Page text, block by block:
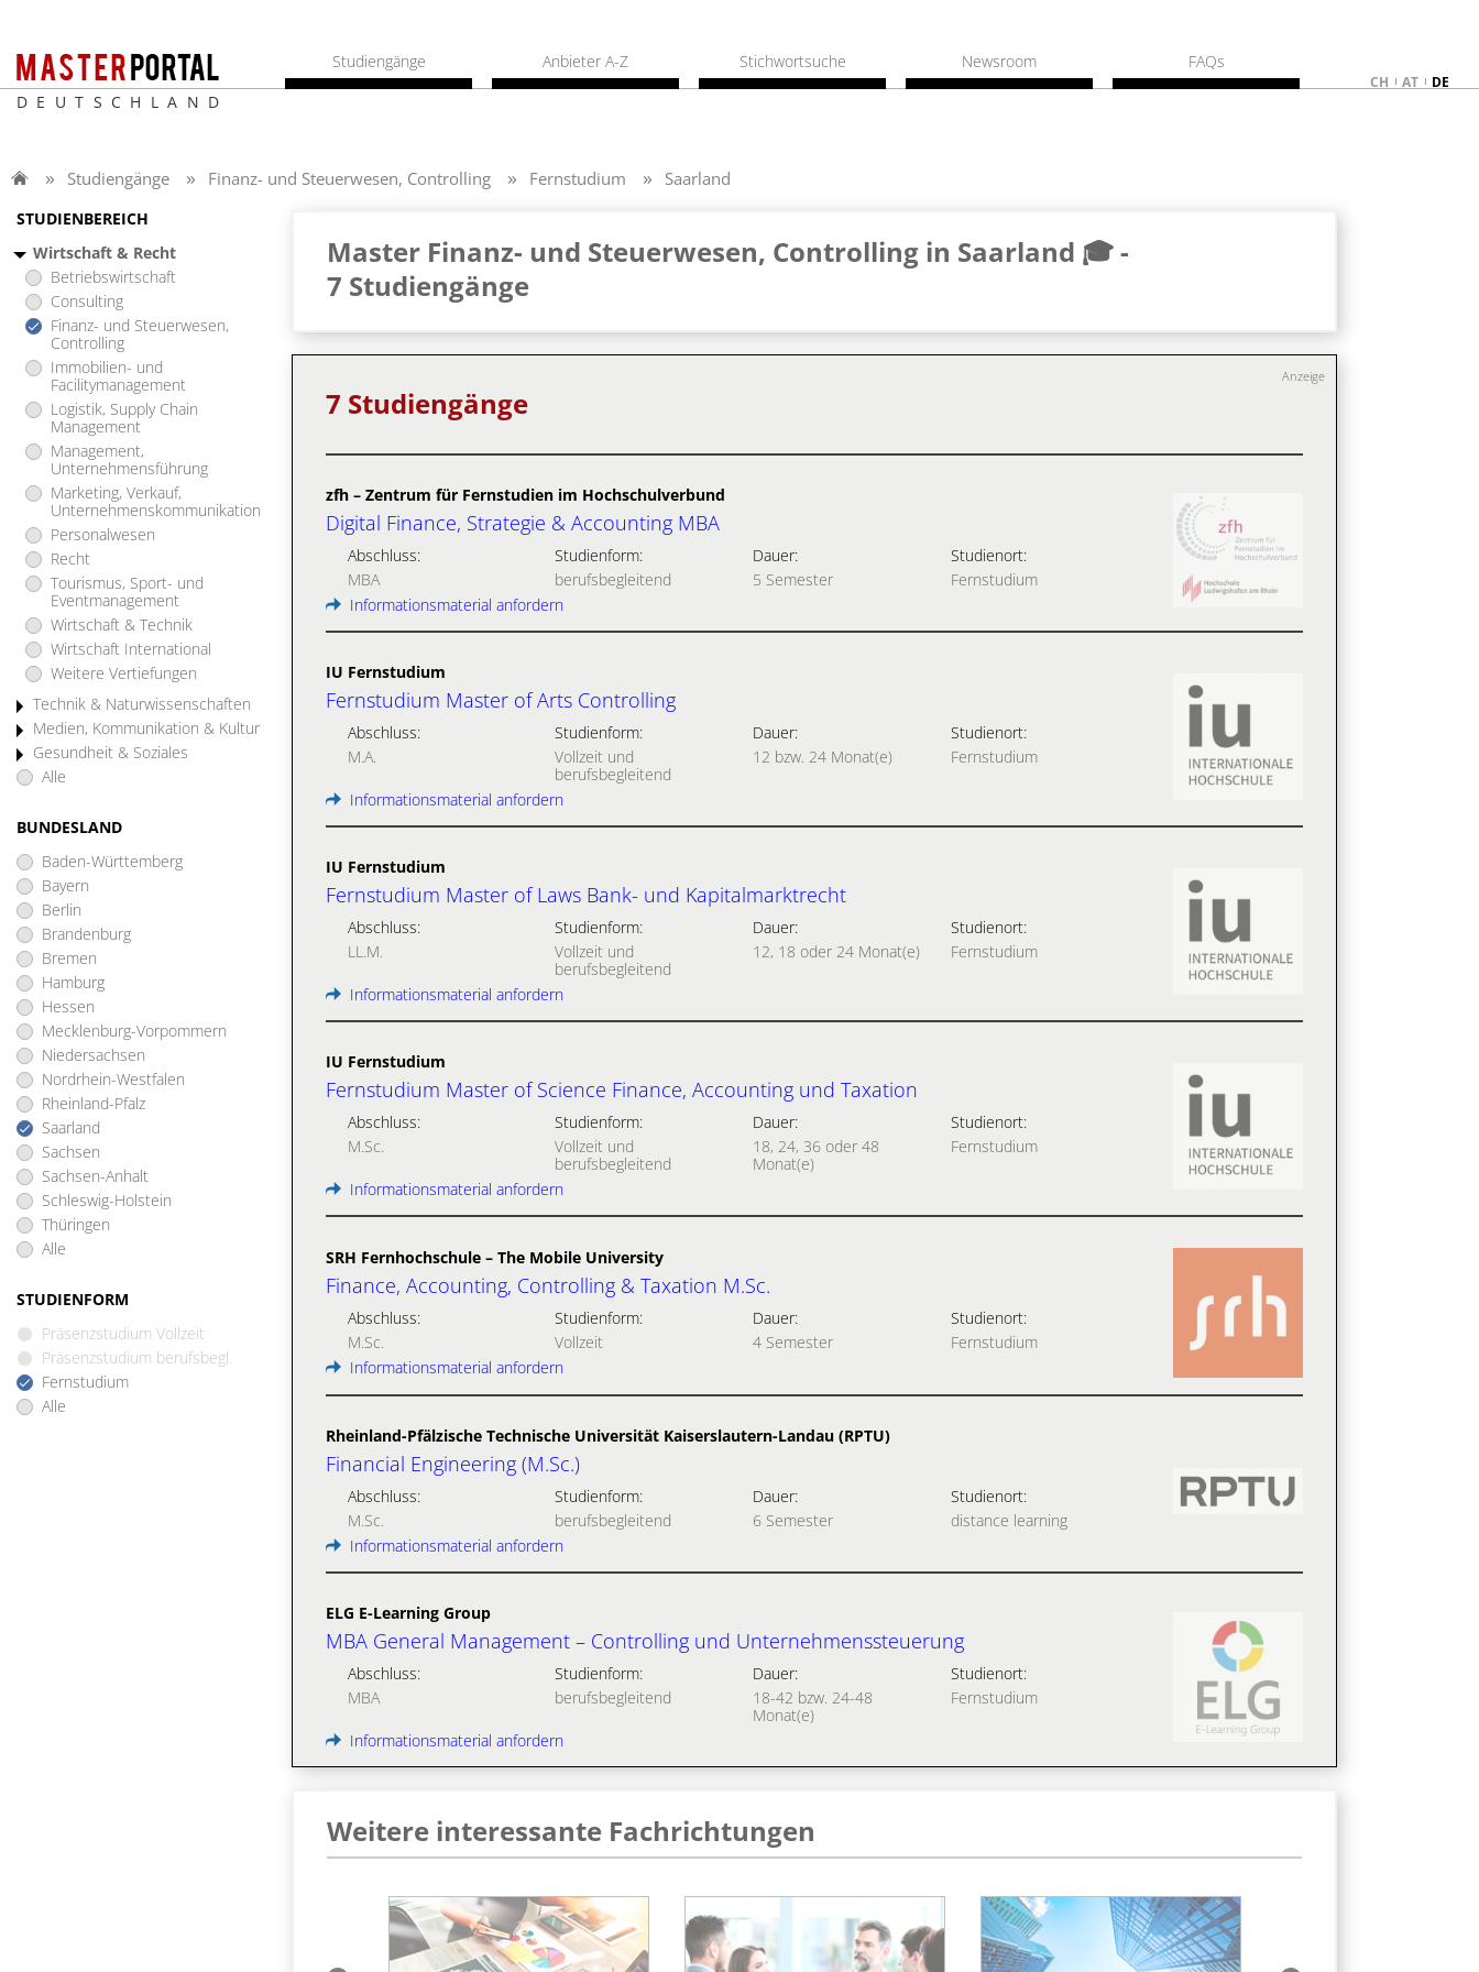
DEUTSCHLAND
CH AT DE
Studiengänge Finanz- und Steuerwesen, Controlling Fernstudium Saarland
STUDIENBEREICH
Wirtschaft & Recht
Betriebswirtschaft
Consulting
Finanz- und Steuerwesen,
Controlling
Immobilien- und
Facilitymanagement
Logistik, Supply Chain
Management
Management,
Unternehmensführung
Marketing, Verkauf,
Unternehmenskommunikation
Personalwesen
Recht
Tourismus, Sport- und
Eventmanagement
Wirtschaft & Technik
Wirtschaft International
Weitere Vertiefungen
Technik & Naturwissenschaften
Medien, Kommunikation & Kultur
Gesundheit & Soziales
Alle
BUNDESLAND
Baden-Württemberg
Bayern
Berlin
Brandenburg
Bremen
Hamburg
Hessen
Mecklenburg-Vorpommern
Niedersachsen
Nordrhein-Westfalen
Rheinland-Pfalz
Saarland
Sachsen
Sachsen-Anhalt
Schleswig-Holstein
Thüringen
Alle
STUDIENFORM
Präsenzstudium Vollzeit
Präsenzstudium berufsbegl.
Fernstudium
Alle
Master Finanz- und Steuerwesen, Controlling in Saarland 🎓 -
7 Studiengänge
Anzeige
7 Studiengänge
zfh – Zentrum für Fernstudien im Hochschulverbund
Digital Finance, Strategie & Accounting MBA
Abschluss:
MBA
Studienform:
berufsbegleitend
Dauer:
5 Semester
Studienort:
Fernstudium
Informationsmaterial anfordern
IU Fernstudium
Fernstudium Master of Arts Controlling
Abschluss:
M.A.
Studienform:
Vollzeit und
berufsbegleitend
Dauer:
12 bzw. 24 Monat(e)
Studienort:
Fernstudium
Informationsmaterial anfordern
IU Fernstudium
Fernstudium Master of Laws Bank- und Kapitalmarktrecht
Abschluss:
LL.M.
Studienform:
Vollzeit und
berufsbegleitend
Dauer:
12, 18 oder 24 Monat(e)
Studienort:
Fernstudium
Informationsmaterial anfordern
IU Fernstudium
Fernstudium Master of Science Finance, Accounting und Taxation
Abschluss:
M.Sc.
Studienform:
Vollzeit und
berufsbegleitend
Dauer:
18, 24, 36 oder 48
Monat(e)
Studienort:
Fernstudium
Informationsmaterial anfordern
SRH Fernhochschule – The Mobile University
Finance, Accounting, Controlling & Taxation M.Sc.
Abschluss:
M.Sc.
Studienform:
Vollzeit
Dauer:
4 Semester
Studienort:
Fernstudium
Informationsmaterial anfordern
Rheinland-Pfälzische Technische Universität Kaiserslautern-Landau (RPTU)
Financial Engineering (M.Sc.)
Abschluss:
M.Sc.
Studienform:
berufsbegleitend
Dauer:
6 Semester
Studienort:
distance learning
Informationsmaterial anfordern
ELG E-Learning Group
MBA General Management – Controlling und Unternehmenssteuerung
Abschluss:
MBA
Studienform:
berufsbegleitend
Dauer:
18-42 bzw. 24-48
Monat(e)
Studienort:
Fernstudium
Informationsmaterial anfordern
Weitere interessante Fachrichtungen
Studiengänge Anbieter A-Z Stichwortsuche Newsroom FAQs